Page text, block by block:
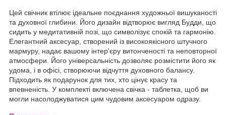
Цей свічник втілює ідеальне поєднання художньої вишуканості
та духовної глибини. Його дизайн відтворює вигляд Будди, що
сидить у медитативній позі, що символізує спокій та гармонію.
Елегантний аксесуар, створений із високоякісного штучного
мармуру, надає вашому інтер'єру витонченості та неповторної
атмосфери. Його універсальність дозволяє розмістити його як
удома, і в офісі, створюючи відчуття духовного балансу.
Підходить як подарунок для тих, хто цінує красу та
впевненість. У комплекті включена свічка - таблетка, щоб ви
могли насолоджуватися цим чудовим аксесуаром одразу.